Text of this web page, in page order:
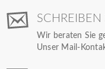
SCHREIBEN
Wir beraten Sie
Unser Mail-